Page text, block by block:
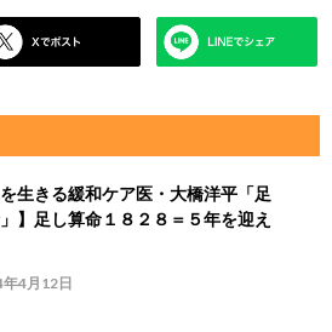
を生きる緩和ケア医・大橋洋平「足
】足し算命１８２８＝５年を迎え
4月12日